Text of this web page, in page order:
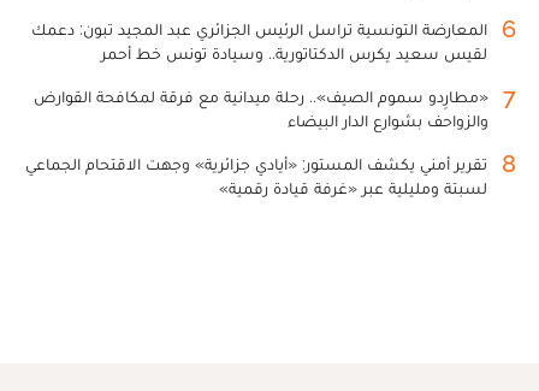
6
المعارضة التونسية تراسل الرئيس الجزائري عبد المجيد تبون: دعمك
لقيس سعيد يكرس الدكتاتورية.. وسيادة تونس خط أحمر
7
«مطارِدو سموم الصيف».. رحلة ميدانية مع فرقة لمكافحة القوارض
والزواحف بشوارع الدار البيضاء
8
تقرير أمني يكشف المستور: «أيادي جزائرية» وجهت الاقتحام الجماعي
لسبتة ومليلية عبر «غرفة قيادة رقمية»